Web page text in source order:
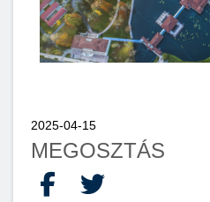
2025-04-15
MEGOSZTÁS
Facebook
X